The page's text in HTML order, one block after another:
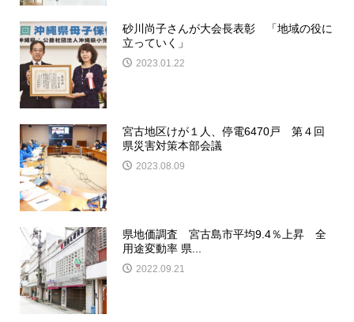
砂川尚子さんが大会長表彰 「地域の役に
立っていく」
2023.01.22
宮古地区けが１人、停電6470戸 第４回
県災害対策本部会議
2023.08.09
県地価調査 宮古島市平均9.4％上昇 全
用途変動率 県...
2022.09.21